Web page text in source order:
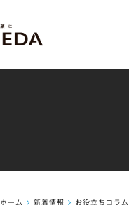
ホーム 新着情報 お役立ちコラム